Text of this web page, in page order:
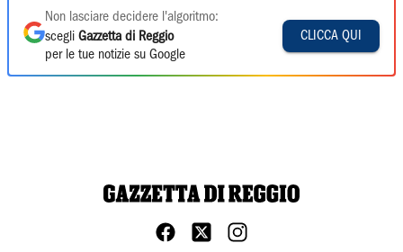
Non lasciare decidere l'algoritmo:
scegli Gazzetta di Reggio
per le tue notizie su Google
CLICCA QUI